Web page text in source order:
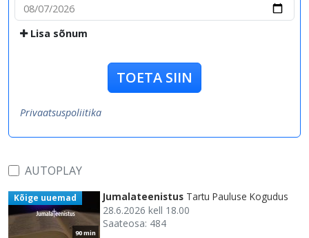
Lisa sõnum
TOETA SIIN
Privaatsuspoliitika
AUTOPLAY
90 min
Kõige uuemad Jumalateenistus Tartu Pauluse Kogudus
28.6.2026 kell 18.00
Saateosa: 484